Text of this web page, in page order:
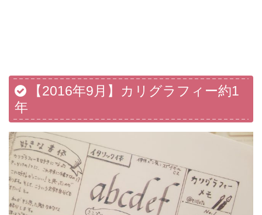
【2016年9月】カリグラフィー約1
年